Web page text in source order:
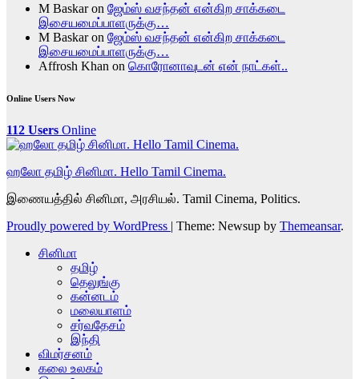
M Baskaron ஜேம்ஸ் வசந்தன் என்கிற சாக்கடை
இசையமைப்பாளருக்கு…
M Baskaron ஜேம்ஸ் வசந்தன் என்கிற சாக்கடை
இசையமைப்பாளருக்கு…
Affrosh Khan on கொரோனாவுடன் என் நாட்கள்..
Online Users Now
112 Users Online
ஹலோ தமிழ் சினிமா. Hello Tamil Cinema.
இணையத்தில் சினிமா, அரசியல். Tamil Cinema, Politics.
Proudly powered by WordPress | Theme: Newsup by Themeansar.
சினிமா
தமிழ்
தெலுங்கு
கன்னடம்
மலையாளம்
சர்வதேசம்
இந்தி
விமர்சனம்
கலை உலகம்